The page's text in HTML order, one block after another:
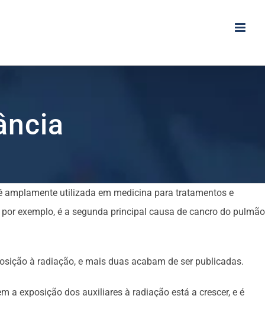
amplamente utilizada em medicina para tratamentos e
exemplo, é a segunda principal causa de cancro do pulmão
à radiação, e mais duas acabam de ser publicadas.
a exposição dos auxiliares à radiação está a crescer, e é